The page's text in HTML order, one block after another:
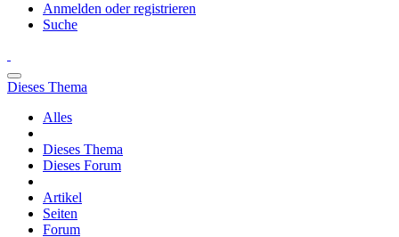
Anmelden oder registrieren
Suche
Dieses Thema
Alles
Dieses Thema
Dieses Forum
Artikel
Seiten
Forum